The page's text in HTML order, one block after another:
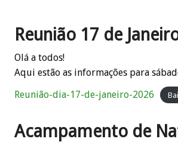
Reunião 17 de
Olá a todos!
Aqui estão as informações para
Reunião-dia-17-de-janeiro-2026
Acampamento de